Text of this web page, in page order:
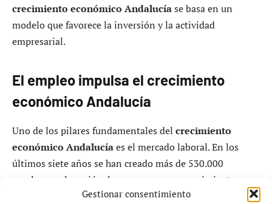
Gestionar consentimiento
crecimiento económico Andalucíase basa en un
modelo que favorece la inversión y la actividad
empresarial.
El empleo impulsa el crecimiento
económico Andalucía
Uno de los pilares fundamentales del crecimiento
económico Andalucíaes el mercado laboral. En los
últimos siete años se han creado más de 530.000
empleos en la región, lo que supone un crecimiento
superior al promedio nacional.